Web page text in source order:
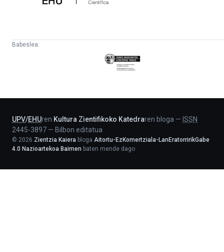
Babeslea:
Eusko
Jaurlaritza
UPV/EHUren Kultura Zientifikoko Katedraren bloga — ISSN
2445-3897 — Bilbon editatua
© 2026 Zientzia Kaiera bloga Aitortu-EzKomertziala-LanEratorririkGabe
4.0 Nazioartekoa Baimen baten mende dago